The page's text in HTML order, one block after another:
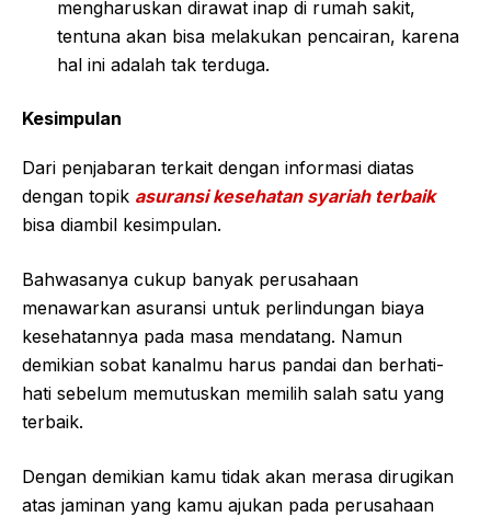
mengharuskan dirawat inap di rumah sakit,
tentuna akan bisa melakukan pencairan, karena
hal ini adalah tak terduga.
Kesimpulan
Dari penjabaran terkait dengan informasi diatas
dengan topik asuransi kesehatan syariah terbaik
bisa diambil kesimpulan.
Bahwasanya cukup banyak perusahaan
menawarkan asuransi untuk perlindungan biaya
kesehatannya pada masa mendatang. Namun
demikian sobat kanalmu harus pandai dan berhati-
hati sebelum memutuskan memilih salah satu yang
terbaik.
Dengan demikian kamu tidak akan merasa dirugikan
atas jaminan yang kamu ajukan pada perusahaan